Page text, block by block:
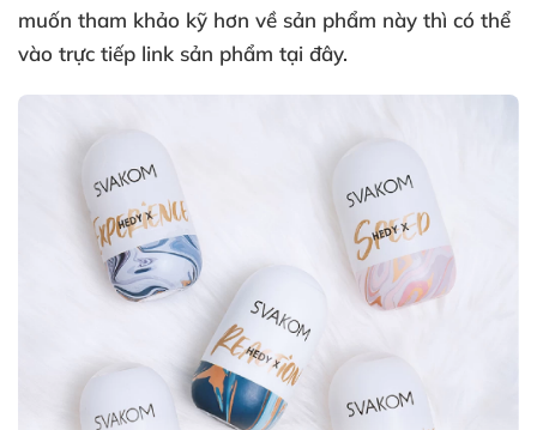
muốn tham khảo kỹ hơn về sản phẩm này thì có thể
vào trực tiếp link sản phẩm tại đây.